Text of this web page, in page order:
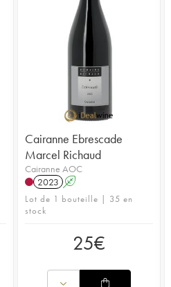
Cairanne Ebrescade
Marcel Richaud
Cairanne AOC
2023 A
Lot de 1 bouteille | 35 en
stock
25€